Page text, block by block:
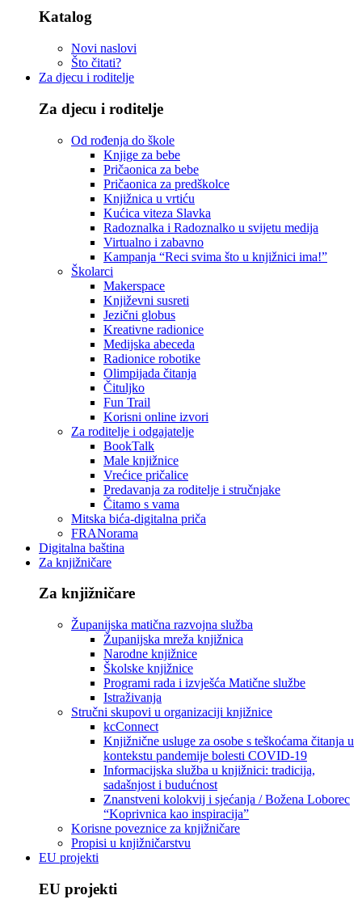
Katalog
Novi naslovi
Što čitati?
Za djecu i roditelje
Za djecu i roditelje
Od rođenja do škole
Knjige za bebe
Pričaonica za bebe
Pričaonica za predškolce
Knjižnica u vrtiću
Kućica viteza Slavka
Radoznalka i Radoznalko u svijetu medija
Virtualno i zabavno
Kampanja “Reci svima što u knjižnici ima!”
Školarci
Makerspace
Književni susreti
Jezični globus
Kreativne radionice
Medijska abeceda
Radionice robotike
Olimpijada čitanja
Čituljko
Fun Trail
Korisni online izvori
Za roditelje i odgajatelje
BookTalk
Male knjižnice
Vrećice pričalice
Predavanja za roditelje i stručnjake
Čitamo s vama
Mitska bića-digitalna priča
FRANorama
Digitalna baština
Za knjižničare
Za knjižničare
Županijska matična razvojna služba
Županijska mreža knjižnica
Narodne knjižnice
Školske knjižnice
Programi rada i izvješća Matične službe
Istraživanja
Stručni skupovi u organizaciji knjižnice
kcConnect
Knjižnične usluge za osobe s teškoćama čitanja u
kontekstu pandemije bolesti COVID-19
Informacijska služba u knjižnici: tradicija,
sadašnjost i budućnost
Znanstveni kolokvij i sjećanja / Božena Loborec
“Koprivnica kao inspiracija”
Korisne poveznice za knjižničare
Propisi u knjižničarstvu
EU projekti
EU projekti